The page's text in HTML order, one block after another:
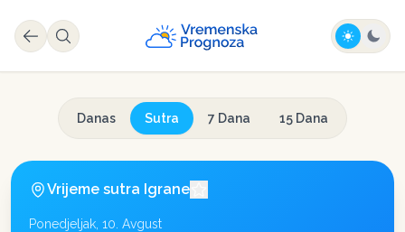
Danas Sutra 7 Dana 15 Dana
Vrijeme sutra Igrane
Ponedjeljak, 10. Avgust